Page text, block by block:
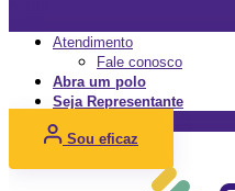
Atendimento
Fale conosco
Abra um polo
Seja Representante
Sou eficaz